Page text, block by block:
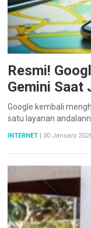
Resmi!
Gemini Saat
Google kembali
satu layanan
INTERNET 30 January